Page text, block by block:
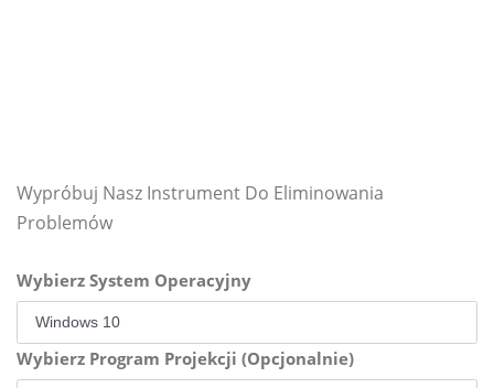
Wypróbuj Nasz Instrument Do Eliminowania
Problemów
Wybierz System Operacyjny
Wybierz Program Projekcji (Opcjonalnie)